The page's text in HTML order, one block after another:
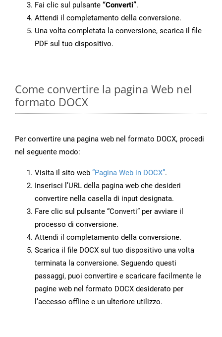
Fai clic sul pulsante “Converti”.
Attendi il completamento della conversione.
Una volta completata la conversione, scarica il file
PDF sul tuo dispositivo.
Come convertire la pagina Web nel
formato DOCX
Per convertire una pagina web nel formato DOCX, procedi
nel seguente modo:
Visita il sito web “Pagina Web in DOCX”.
Inserisci l’URL della pagina web che desideri
convertire nella casella di input designata.
Fare clic sul pulsante “Converti” per avviare il
processo di conversione.
Attendi il completamento della conversione.
Scarica il file DOCX sul tuo dispositivo una volta
terminata la conversione. Seguendo questi
passaggi, puoi convertire e scaricare facilmente le
pagine web nel formato DOCX desiderato per
l’accesso offline e un ulteriore utilizzo.